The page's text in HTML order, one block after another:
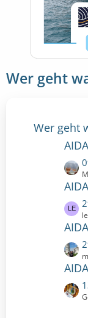
Wer geht
Wer geht
L
e
t
t
e
B
e
i
t
r
ä
L
e
t
t
e
B
e
L
e
t
t
L
e